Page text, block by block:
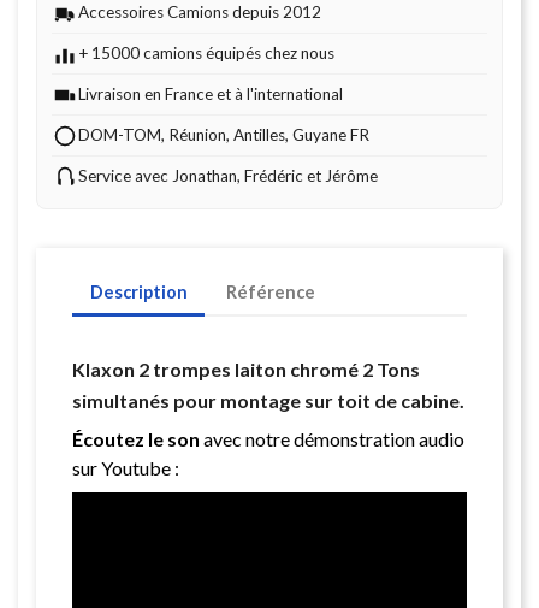
Accessoires Camions depuis 2012
+ 15000 camions équipés chez nous
Livraison en France et à l'international
DOM-TOM, Réunion, Antilles, Guyane FR
Service avec Jonathan, Frédéric et Jérôme
Description Référence
Klaxon 2 trompes laiton chromé 2 Tons
simultanés pour montage sur toit de cabine.
Écoutez le son avec notre démonstration audio
sur Youtube :